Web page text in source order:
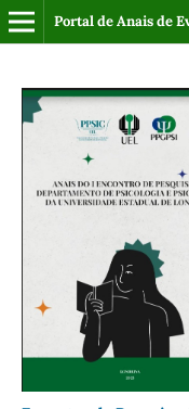
Portal de Anais de